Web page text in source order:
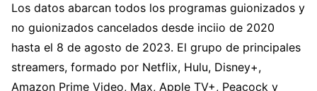
Los datos abarcan todos los programas guionizados y
no guionizados cancelados desde inciio de 2020
hasta el 8 de agosto de 2023. El grupo de principales
streamers, formado por Netflix, Hulu, Disney+,
Amazon Prime Video, Max, Apple TV+, Peacock y